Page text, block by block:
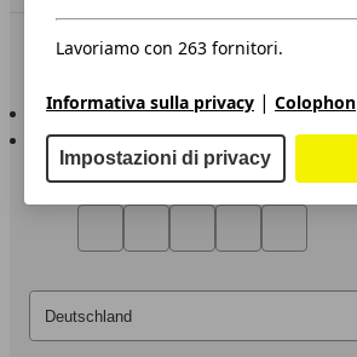
Sempre con te
AutoScout24 per iOS
AutoScout24 per Android
Lavoriamo con 263 fornitori.
Informativa sulla privacy | Colophon
Impostazioni di privacy